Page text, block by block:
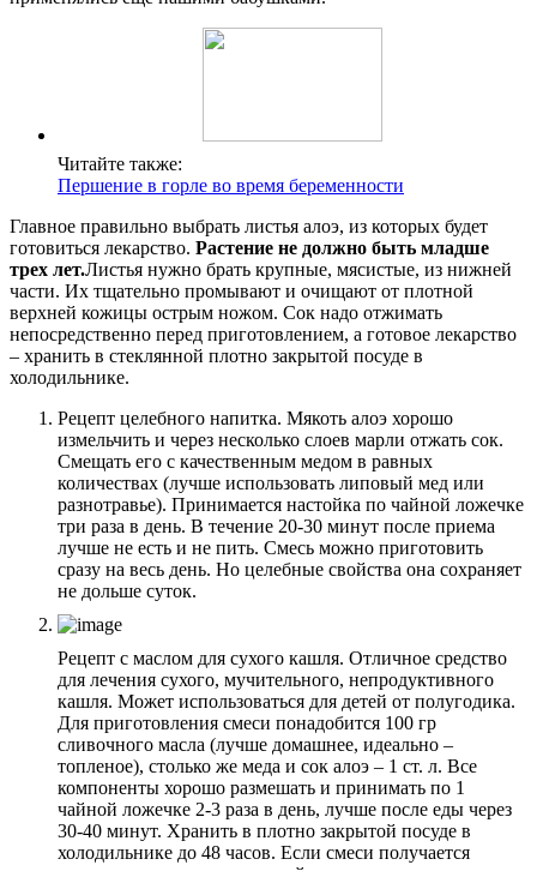
Читайте также:
Першение в горле во время беременности
Главное правильно выбрать листья алоэ, из которых будет
готовиться лекарство. Растение не должно быть младше
трех лет.Листья нужно брать крупные, мясистые, из нижней
части. Их тщательно промывают и очищают от плотной
верхней кожицы острым ножом. Сок надо отжимать
непосредственно перед приготовлением, а готовое лекарство
– хранить в стеклянной плотно закрытой посуде в
холодильнике.
Рецепт целебного напитка. Мякоть алоэ хорошо
измельчить и через несколько слоев марли отжать сок.
Смещать его с качественным медом в равных
количествах (лучше использовать липовый мед или
разнотравье). Принимается настойка по чайной ложечке
три раза в день. В течение 20-30 минут после приема
лучше не есть и не пить. Смесь можно приготовить
сразу на весь день. Но целебные свойства она сохраняет
не дольше суток.
Рецепт с маслом для сухого кашля. Отличное средство
для лечения сухого, мучительного, непродуктивного
кашля. Может использоваться для детей от полугодика.
Для приготовления смеси понадобится 100 гр
сливочного масла (лучше домашнее, идеально –
топленое), столько же меда и сок алоэ – 1 ст. л. Все
компоненты хорошо размешать и принимать по 1
чайной ложечке 2-3 раза в день, лучше после еды через
30-40 минут. Хранить в плотно закрытой посуде в
холодильнике до 48 часов. Если смеси получается